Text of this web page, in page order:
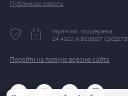
Публичная оферта
Гарантия, поддержка
24 часа и возврат средств
Перейти на полную версию сайта